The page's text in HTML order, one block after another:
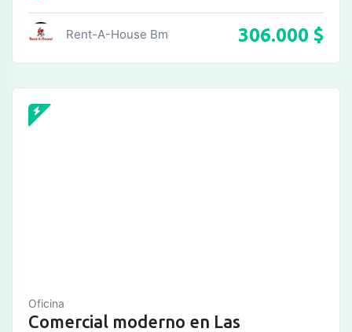
Rent-A-House Bm 306.000 $
Oficina
Comercial moderno en Las